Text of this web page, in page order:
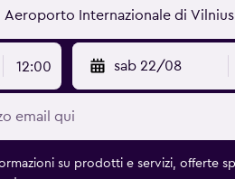
12:00 sab 22/08
su prodotti e servizi, offerte